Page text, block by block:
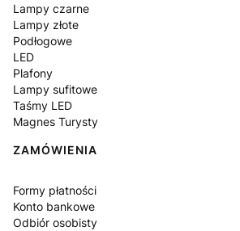
Lampy czarne
Lampy złote
Podłogowe
LED
Plafony
Lampy sufitowe
Taśmy LED
Magnes Turysty
ZAMÓWIENIA
Formy płatności
Konto bankowe
Odbiór osobisty